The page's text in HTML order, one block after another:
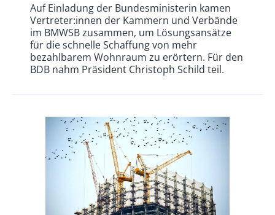
Auf Einladung der Bundesministerin kamen
Vertreter:innen der Kammern und Verbände
im BMWSB zusammen, um Lösungsansätze
für die schnelle Schaffung von mehr
bezahlbarem Wohnraum zu erörtern. Für den
BDB nahm Präsident Christoph Schild teil.